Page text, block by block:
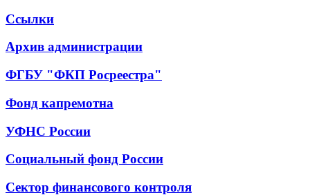
Ссылки
Архив администрации
ФГБУ "ФКП Росреестра"
Фонд капремотна
УФНС России
Социальный фонд России
Сектор финансового контроля